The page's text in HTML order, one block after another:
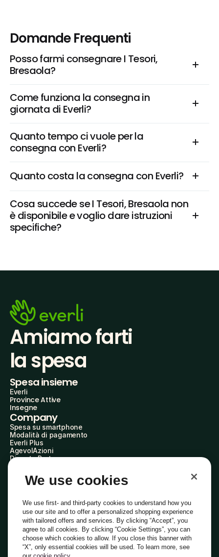
Domande Frequenti
Posso farmi consegnare I Tesori,
Bresaola?
Come funziona la consegna in
giornata di Everli?
Quanto tempo ci vuole per la
consegna con Everli?
Quanto costa la consegna con Everli?
Cosa succede se I Tesori, Bresaola non
è disponibile e voglio dare istruzioni
specifiche?
Amiamo farti
la spesa
Spesa insieme
Everli
Province Attive
Insegne
Company
Spesa su smartphone
Modalità di pagamento
Everli Plus
AgevolAzioni
Diventa Partner
Everli Shoppers
About Us
Everli News
Domande frequenti
Lavora con noi
Diventa Shopper
Investitori
PrivacyCookiePreferenze Cookie
Termini e CondizioniCodice Etico
We use cookies
We use first- and third-party cookies to understand how you
use our site and to offer a personalized shopping experience
with tailored offers and services. By clicking “Accept”, you
agree to all cookies. By clicking “Cookie Settings”, you can
choose which cookies to allow. If you close this banner with
“X”, only essential cookies will be used. To learn more, see